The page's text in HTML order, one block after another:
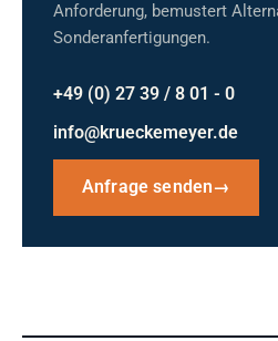
Anforderung, bemustert
Sonderanfertigungen.
+49 (0) 27 39 / 8 01 - 0
info@krueckemeyer.de
Anfrage senden→